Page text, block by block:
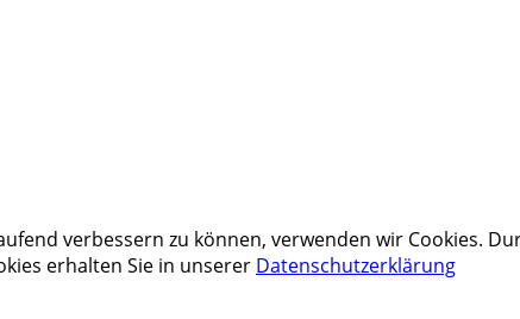
verbessern zu können, verwenden wir Cookies.
erhalten Sie in unserer Datenschutzerklärung